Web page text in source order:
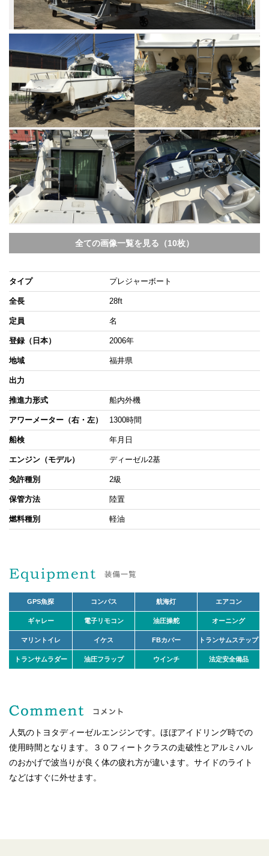
全ての画像一覧を見る（10枚）
タイプ プレジャーボート
全長 28ft
定員 名
登録（日本） 2006年
地域 福井県
出力
推進力形式 船内外機
アワーメーター（右・左） 1300時間
船検 年月日
エンジン（モデル） ディーゼル2基
免許種別 2級
保管方法 陸置
燃料種別 軽油
GPS魚探 コンパス 航海灯 エアコン
ギャレー 電子リモコン 油圧操舵 オーニング
マリントイレ イケス FBカバー トランサムステップ
トランサムラダー 油圧フラップ ウインチ 法定安全備品
人気のトヨタディーゼルエンジンです。ほぼアイドリング時での
使用時間となります。３０フィートクラスの走破性とアルミハル
のおかげで波当りが良く体の疲れ方が違います。サイドのライト
などはすぐに外せます。